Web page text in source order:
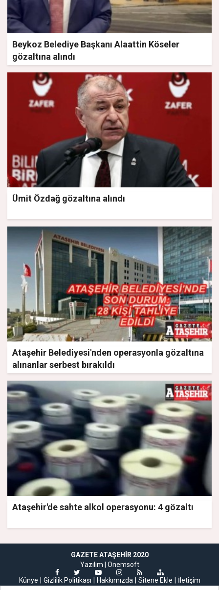
Beykoz Belediye Başkanı Alaattin Köseler
gözaltına alındı
Ümit Özdağ gözaltına alındı
Ataşehir Belediyesi'nden operasyonla gözaltına
alınanlar serbest bırakıldı
Ataşehir'de sahte alkol operasyonu: 4 gözaltı
GAZETE ATAŞEHIR 2020
Yazılım | Onemsoft
Künye
Gizlilik Politikası Hakkımızda Sitene Ekle İletişim